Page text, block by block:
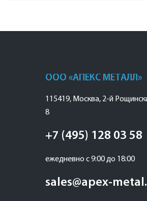
ООО «АПЕКС МЕТАЛЛ»
115419, Москва, 2-й
8
+7 (495) 128 03 58
ежедневно с 9:00 до 18:00
sales@apex-